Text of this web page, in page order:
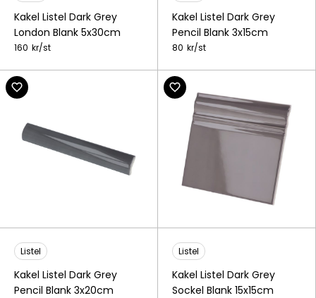
Kakel Listel Dark Grey
London Blank 5x30cm
160 kr/st
Kakel Listel Dark Grey
Pencil Blank 3x15cm
80 kr/st
Listel
Kakel Listel Dark Grey
Pencil Blank 3x20cm
Listel
Kakel Listel Dark Grey
Sockel Blank 15x15cm